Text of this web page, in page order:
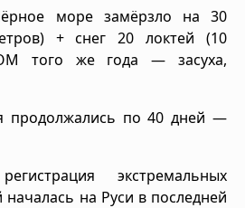
море замёрзло на 30
+ снег 20 локтей (10
того же года — засуха,
продолжались по 40 дней —
экстремальных
на Руси в последней